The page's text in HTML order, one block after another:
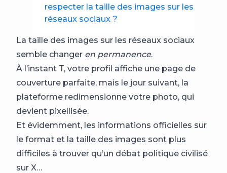
respecter la taille des images sur les
réseaux sociaux ?
La taille des images sur les réseaux sociaux
semble changer en permanence.
À l’instant T, votre profil affiche une page de
couverture parfaite, mais le jour suivant, la
plateforme redimensionne votre photo, qui
devient pixellisée.
Et évidemment, les informations officielles sur
le format et la taille des images sont plus
difficiles à trouver qu’un débat politique civilisé
sur X…